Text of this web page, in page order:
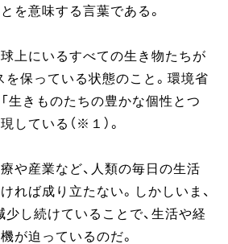
を意味する言葉である。
上にいるすべての生き物たちが
保っている状態のこと。環境省
生きものたちの豊かな個性とつ
している（※１）。
や産業など、人類の毎日の生活
れば成り立たない。しかしいま、
し続けていることで、生活や経
が迫っているのだ。